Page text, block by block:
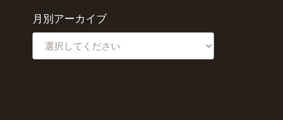
月別アーカイブ